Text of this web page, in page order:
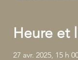
Heure et
27 avr. 2025, 15 h